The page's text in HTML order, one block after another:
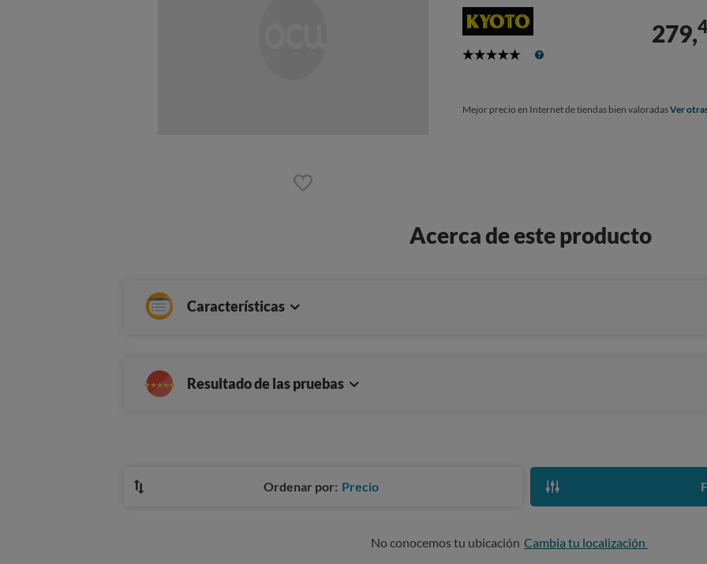
5
279,
Mejor precio en Internet de tiendas bien valoradasVer
Acerca de este producto
Características
Resultado de las pruebas
Ordenar por: Precio
No conocemos tu ubicación Cambia tu localización